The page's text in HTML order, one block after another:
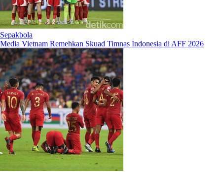
Sepakbola
Media Vietnam Remehkan Skuad Timnas Indonesia di AFF 2026